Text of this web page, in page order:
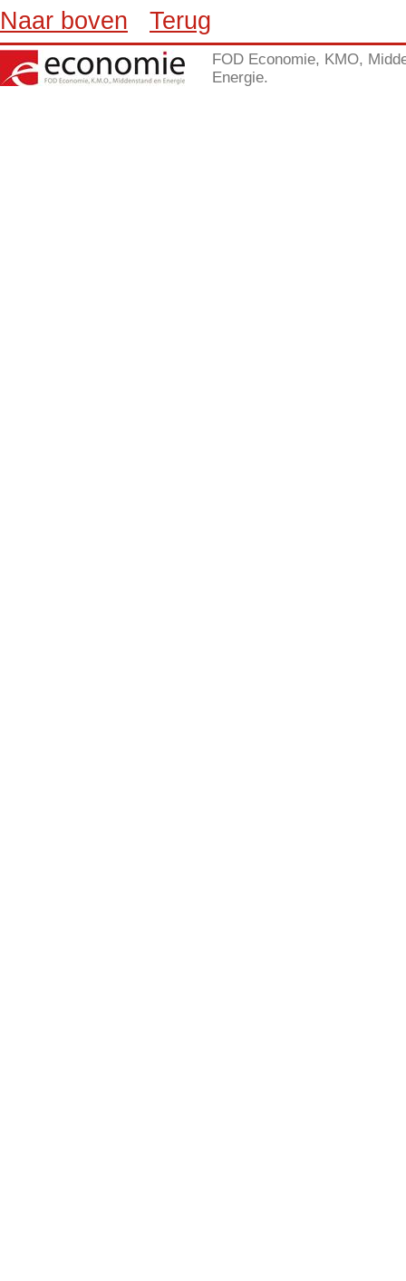
Naar boven Terug
FOD Economie, KMO,
Energie.